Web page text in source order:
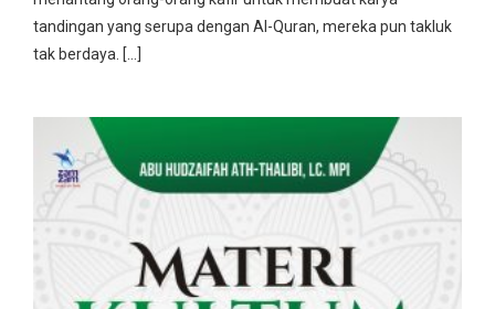
tandingan yang serupa dengan Al-Quran, mereka pun takluk
tak berdaya. […]